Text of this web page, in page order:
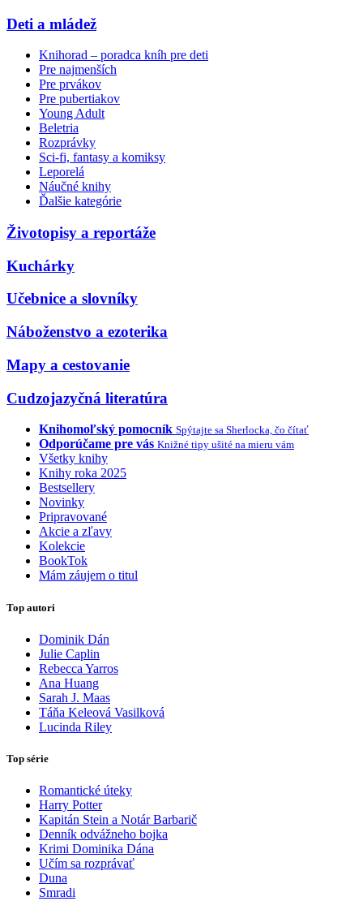
Deti a mládež
Knihorad – poradca kníh pre deti
Pre najmenších
Pre prvákov
Pre pubertiakov
Young Adult
Beletria
Rozprávky
Sci-fi, fantasy a komiksy
Leporelá
Náučné knihy
Ďalšie kategórie
Životopisy a reportáže
Kuchárky
Učebnice a slovníky
Náboženstvo a ezoterika
Mapy a cestovanie
Cudzojazyčná literatúra
Knihomoľský pomocník Spýtajte sa Sherlocka, čo čítať
Odporúčame pre vás Knižné tipy ušité na mieru vám
Všetky knihy
Knihy roka 2025
Bestsellery
Novinky
Pripravované
Akcie a zľavy
Kolekcie
BookTok
Mám záujem o titul
Top autori
Dominik Dán
Julie Caplin
Rebecca Yarros
Ana Huang
Sarah J. Maas
Táňa Keleová Vasilková
Lucinda Riley
Top série
Romantické úteky
Harry Potter
Kapitán Stein a Notár Barbarič
Denník odvážneho bojka
Krimi Dominika Dána
Učím sa rozprávať
Duna
Smradi